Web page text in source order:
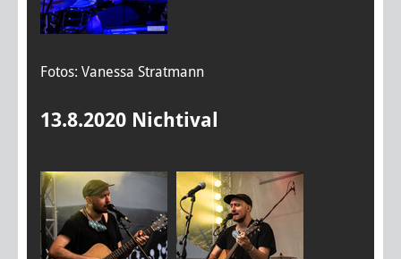
Fotos: Vanessa Stratmann
13.8.2020 Nichtival